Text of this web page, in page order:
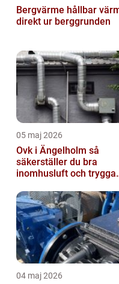
Bergvärme hållbar värme
direkt ur berggrunden
05 maj 2026
Ovk i Ängelholm så
säkerställer du bra
inomhusluft och trygga
04 maj 2026